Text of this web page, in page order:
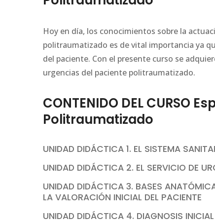
Hoy en día, los conocimientos sobre la
politraumatizado es de vital importancia ya
del paciente. Con el presente curso se
urgencias del paciente politraumatizado.
CONTENIDO DEL CURSO
Politraumatizado
UNIDAD DIDÁCTICA 1. EL SISTEMA
UNIDAD DIDÁCTICA 2. EL SERVICIO DE
UNIDAD DIDÁCTICA 3. BASES
LA VALORACIÓN INICIAL DEL PACIENTE
UNIDAD DIDÁCTICA 4. DIAGNOSIS